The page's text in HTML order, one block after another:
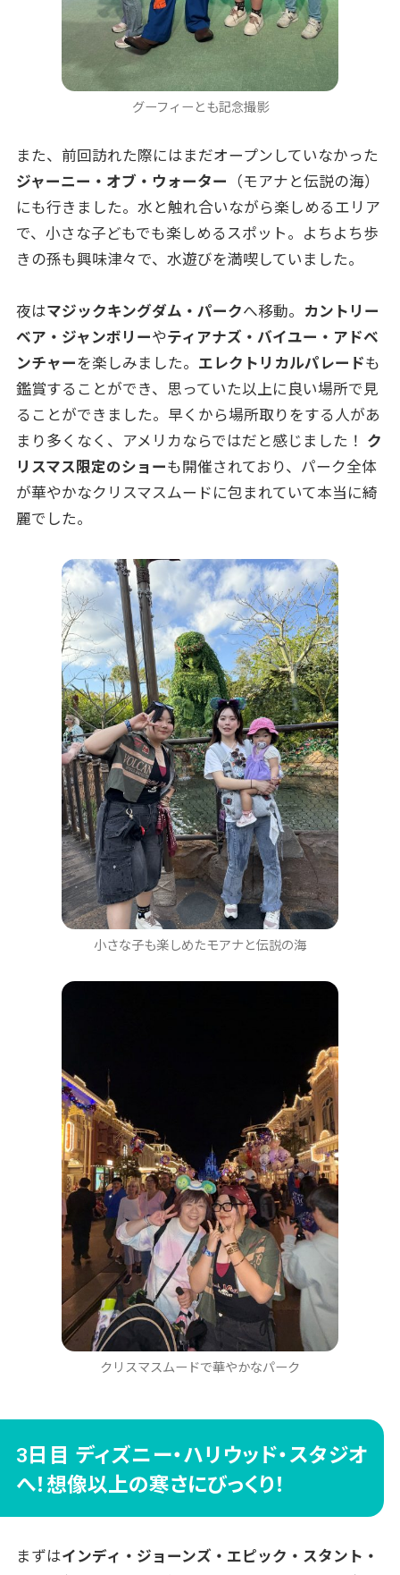
グーフィーとも記念撮影
また、前回訪れた際にはまだオープンしていなかった
ジャーニー・オブ・ウォーター （モアナと伝説の海）
にも行きました。水と触れ合いながら楽しめるエリア
で、小さな子どもでも楽しめるスポット。よちよち歩
きの孫も興味津々で、水遊びを満喫していました。
夜はマジックキングダム・パークへ移動。
カントリー
ベア・ジャンボリーやティアナズ・バイユー・アドベ
ンチャーを楽しみました。 エレクトリカルパレードも
鑑賞することができ、思っていた以上に良い場所で見
ることができました。早くから場所取りをする人があ
まり多くなく、アメリカならではだと感じました！ ク
リスマス限定のショーも開催されており、パーク全体
が華やかなクリスマスムードに包まれていて本当に綺
麗でした。
小さな子も楽しめたモアナと伝説の海
クリスマスムードで華やかなパーク
3日目 ディズニー・ハリウッド・スタジオ
へ！想像以上の寒さにびっくり！
まずはインディ・ジョーンズ・エピック・スタント・